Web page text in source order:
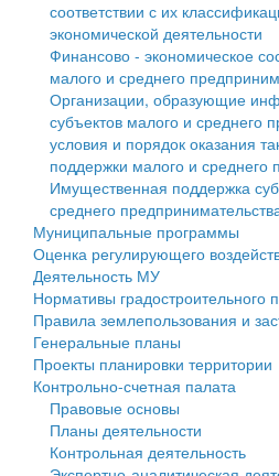
Противодействие коррупции
Контрольно-счетная палата
Персональные данные
Оценка регулирующего
Деятельность МУ
Нормативы градостроительного
Правила землепользования и
Генеральные планы
Проекты планировки территории
Собрание депутатов
Городское поселение
соответствии с их
экономической деятельности
Финансово - экономическое
малого и среднего
Организации, образующие
субъектов малого и среднего
условия и порядок оказания
поддержки малого и среднего
Имущественная поддержка
среднего
Муниципальные программы
Оценка регулирующего
Деятельность МУ
Нормативы градостроительного
Правила землепользования и
Генеральные планы
Проекты планировки территории
Контрольно-счетная палата
Правовые основы
Планы деятельности
Контрольная деятельность